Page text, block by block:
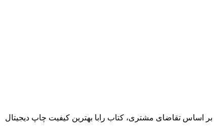
اساس تقاضای مشتری، کتاب رابا بهترین کیفیت چاپ دیجیتال